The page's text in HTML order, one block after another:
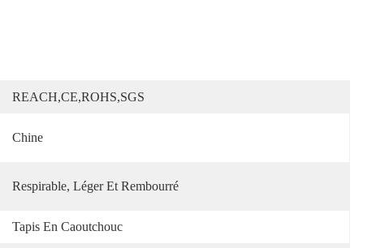
REACH,CE,ROHS,SGS
Chine
Respirable, Léger Et Rembourré
Tapis En Caoutchouc